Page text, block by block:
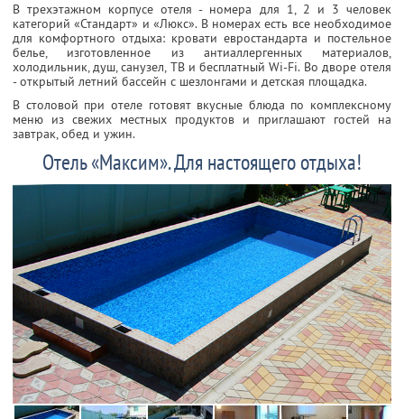
В трехэтажном корпусе отеля - номера для 1, 2 и 3 человек
категорий «Стандарт» и «Люкс». В номерах есть все необходимое
для комфортного отдыха: кровати евростандарта и постельное
белье, изготовленное из антиаллергенных материалов,
холодильник, душ, санузел, ТВ и бесплатный Wi-Fi. Во дворе отеля
- открытый летний бассейн с шезлонгами и детская площадка.
В столовой при отеле готовят вкусные блюда по комплексному
меню из свежих местных продуктов и приглашают гостей на
завтрак, обед и ужин.
Отель «Максим». Для настоящего отдыха!